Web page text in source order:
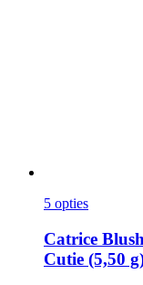
5 opties
Catrice
Cutie (5,50